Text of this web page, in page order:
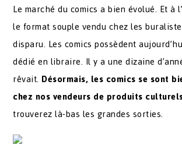
Le marché du comics a bien évolué. Et à
le format souple vendu chez les
disparu. Les comics possèdent
dédié en libraire. Il y a une dizaine
rêvait. Désormais, les comics se sont
chez nos vendeurs de produits
trouverez là-bas les grandes sorties.